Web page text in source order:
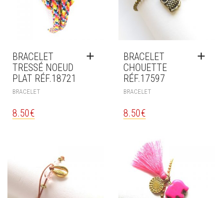
BRACELET
TRESSÉ NOEUD
PLAT RÉF.18721
BRACELET
8.50€
BRACELET
CHOUETTE
RÉF.17597
BRACELET
8.50€